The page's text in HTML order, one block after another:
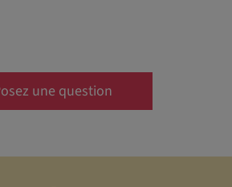
une question